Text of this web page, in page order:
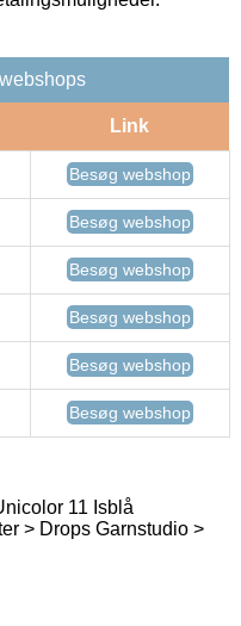
Link
Besøg webshop
Besøg webshop
Besøg webshop
Besøg webshop
Besøg webshop
Besøg webshop
11 Isblå
> Drops Garnstudio >